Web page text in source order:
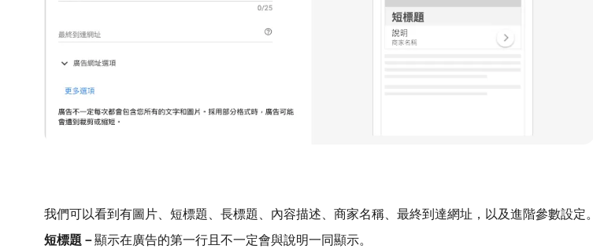
我們可以看到有圖片、短標題、長標題、內容描述、商家名稱、最終到達網址，以及進階參數設定。
短標題－顯示在廣告的第一行且不一定會與說明一同顯示。